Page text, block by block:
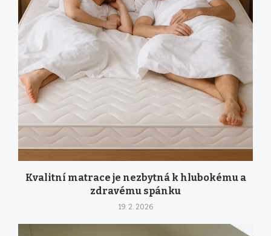
Kvalitní matrace je nezbytná k hlubokému a
zdravému spánku
19. 2. 2026